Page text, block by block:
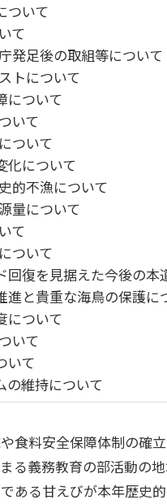
ついて
て
足後の取組等について
について
について
いて
いて
化について
不漁について
について
て
ついて
回復を見据えた今後の本
進と貴重な海鳥の保護に
について
いて
いて
の維持について
食料安全保障体制の確
る義務教育の部活動の
ある甘えびが本年歴史